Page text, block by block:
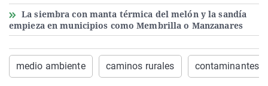
La siembra con manta térmica del melón y la sandía
empieza en municipios como Membrilla o Manzanares
medio ambiente caminos rurales contaminantes